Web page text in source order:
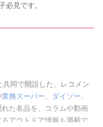
必見です。
同で開設した、レコメン
業務スーパー、 ダイソー、
た名品を、コラムや動画
アウトドア情報も満載で